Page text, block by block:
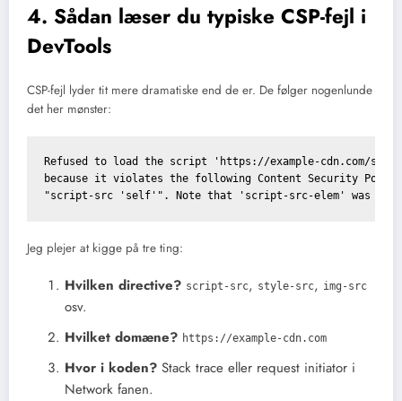
4. Sådan læser du typiske CSP-fejl i
DevTools
CSP-fejl lyder tit mere dramatiske end de er. De følger nogenlunde
det her mønster:
Refused to load the script 'https://example-cdn.com/
because it violates the following Content Security
"script-src 'self'". Note that 'script-src-elem' was
Jeg plejer at kigge på tre ting:
Hvilken directive? script-src, style-src, img-src
osv.
Hvilket domæne? https://example-cdn.com
Hvor i koden? Stack trace eller request initiator i
Network fanen.